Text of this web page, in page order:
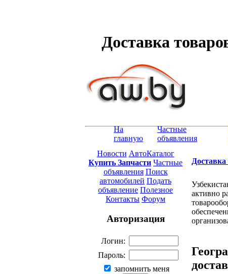
Доставка
На
главную
Частные
объявления
Новости АвтоКаталог
Купить Запчасти Частные
объявления Поиск
автомобилей Подать
объявление Полезное
Контакты Форум
Авторизация
Логин:
Пароль:
запомнить меня
активно